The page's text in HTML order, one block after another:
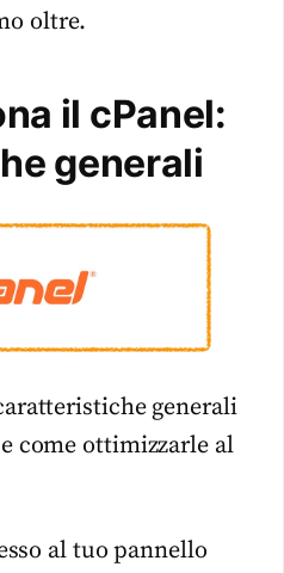
oltre.
il cPanel:
generali
generali
come ottimizzarle al
al tuo pannello